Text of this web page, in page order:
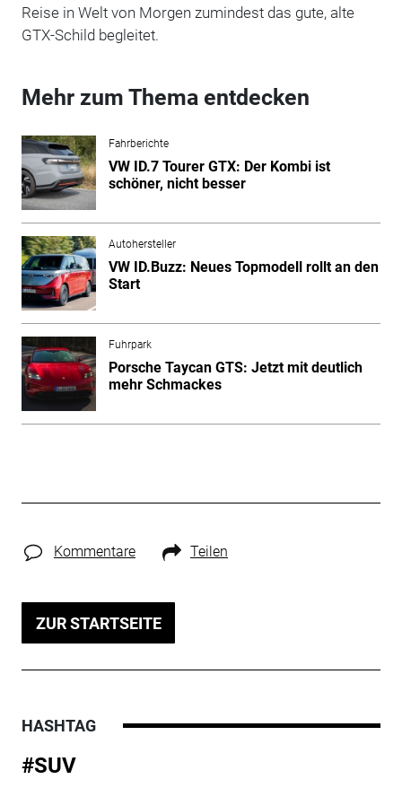
Reise in Welt von Morgen zumindest das gute, alte
GTX-Schild begleitet.
Mehr zum Thema entdecken
Fahrberichte
VW ID.7 Tourer GTX: Der Kombi ist
schöner, nicht besser
Autohersteller
VW ID.Buzz: Neues Topmodell rollt an den
Start
Fuhrpark
Porsche Taycan GTS: Jetzt mit deutlich
mehr Schmackes
Kommentare Teilen
ZUR STARTSEITE
HASHTAG
#SUV